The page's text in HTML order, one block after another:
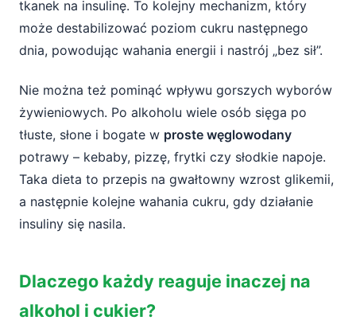
tkanek na insulinę. To kolejny mechanizm, który
może destabilizować poziom cukru następnego
dnia, powodując wahania energii i nastrój „bez sił”.
Nie można też pominąć wpływu gorszych wyborów
żywieniowych. Po alkoholu wiele osób sięga po
tłuste, słone i bogate w proste węglowodany
potrawy – kebaby, pizzę, frytki czy słodkie napoje.
Taka dieta to przepis na gwałtowny wzrost glikemii,
a następnie kolejne wahania cukru, gdy działanie
insuliny się nasila.
Dlaczego każdy reaguje inaczej na
alkohol i cukier?